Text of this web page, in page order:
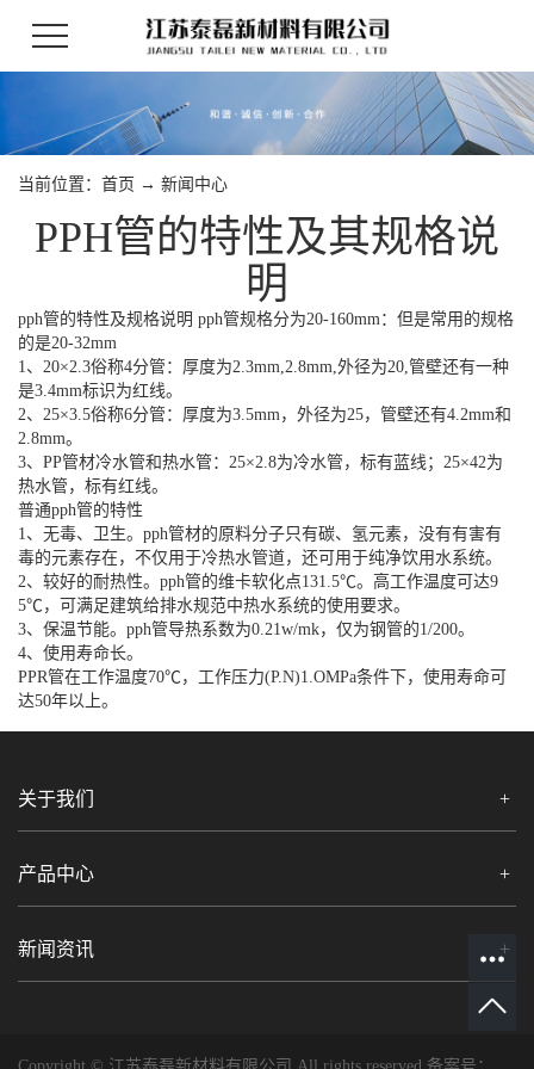
当前位置： 首页 → 新闻中心
PPH管的特性及其规格说
明
pph管的特性及规格说明 pph管规格分为20-160mm：但是常用的规格
的是20-32mm
1、20×2.3俗称4分管：厚度为2.3mm,2.8mm,外径为20,管壁还有一种
是3.4mm标识为红线。
2、25×3.5俗称6分管：厚度为3.5mm，外径为25，管壁还有4.2mm和
2.8mm。
3、PP管材冷水管和热水管：25×2.8为冷水管，标有蓝线；25×42为
热水管，标有红线。
普通pph管的特性
1、无毒、卫生。pph管材的原料分子只有碳、氢元素，没有有害有
毒的元素存在，不仅用于冷热水管道，还可用于纯净饮用水系统。
2、较好的耐热性。pph管的维卡软化点131.5℃。高工作温度可达9
5℃，可满足建筑给排水规范中热水系统的使用要求。
3、保温节能。pph管导热系数为0.21w/mk，仅为钢管的1/200。
4、使用寿命长。
PPR管在工作温度70℃，工作压力(P.N)1.OMPa条件下，使用寿命可
达50年以上。
关于我们
产品中心
新闻资讯